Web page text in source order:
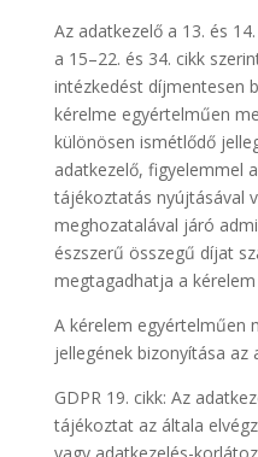
Az adatkezelő a 13. és
a 15–22. és 34. cikk
intézkedést díjmentesen
kérelme egyértelműen
különösen ismétlődő
adatkezelő, figyelemmel
tájékoztatás nyújtásával
meghozatalával járó
észszerű összegű díjat
megtagadhatja a
A kérelem egyértelműen
jellegének bizonyítása az
GDPR 19. cikk: Az
tájékoztat az általa